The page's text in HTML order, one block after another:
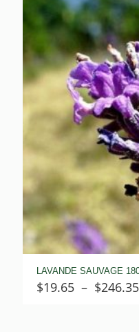
à
LAVANDE SAUVAGE
$19.65 – $246.35